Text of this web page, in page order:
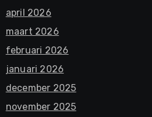
april 2026
maart 2026
februari 2026
januari 2026
december 2025
november 2025